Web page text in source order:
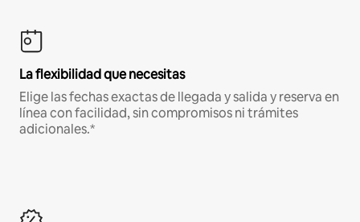
La flexibilidad que necesitas
Elige las fechas exactas de llegada y salida y reserva en
línea con facilidad, sin compromisos ni trámites
adicionales.*